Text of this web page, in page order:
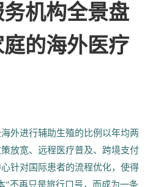
机构全景盘
的海外医疗
外进行辅助生殖的比例以年均两
放宽、远程医疗普及、跨境支付
针对国际患者的流程优化，使得
”不再只是旅行口号，而成为一条